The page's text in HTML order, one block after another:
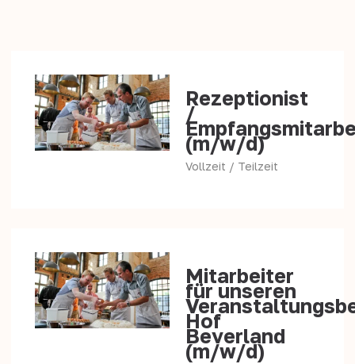
Rezeptionist
/
(m/w/d)
Vollzeit / Teilzeit
Mitarbeiter
für unseren
Hof
Beverland
(m/w/d)